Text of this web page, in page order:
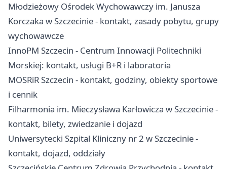
Młodzieżowy Ośrodek Wychowawczy im. Janusza
Korczaka w Szczecinie - kontakt, zasady pobytu, grupy
wychowawcze
InnoPM Szczecin - Centrum Innowacji Politechniki
Morskiej: kontakt, usługi B+R i laboratoria
MOSRiR Szczecin - kontakt, godziny, obiekty sportowe
i cennik
Filharmonia im. Mieczysława Karłowicza w Szczecinie -
kontakt, bilety, zwiedzanie i dojazd
Uniwersytecki Szpital Kliniczny nr 2 w Szczecinie -
kontakt, dojazd, oddziały